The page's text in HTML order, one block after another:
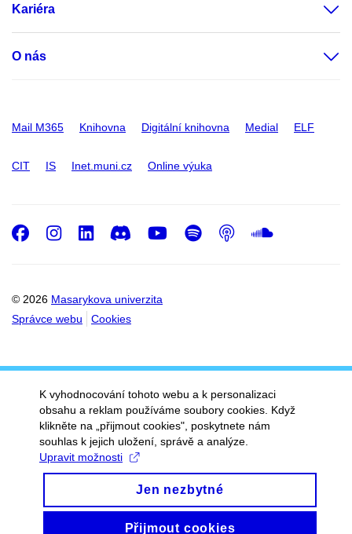
Kariéra
O nás
Mail M365 Knihovna Digitální knihovna Medial ELF
CIT IS Inet.muni.cz Online výuka
© 2026 Masarykova univerzita
Správce webu
Cookies
Facebook
Instagram
LinkedIn
DiscordYoutube
Spotify
Podcast
K vyhodnocování tohoto webu a k personalizaci
obsahu a reklam používáme soubory cookies. Když
klikněte na „přijmout cookies", poskytnete nám
souhlas k jejich uložení, správě a analýze.
Upravit možnosti
Jen nezbytné
Přijmout cookies